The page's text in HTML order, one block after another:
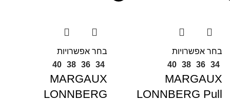
בחר אפשרויות
34
36
38
40
MARGAUX
LONNBERG Pull
בחר אפשרויות
34
36
38
40
MARGAUX
LONNBERG